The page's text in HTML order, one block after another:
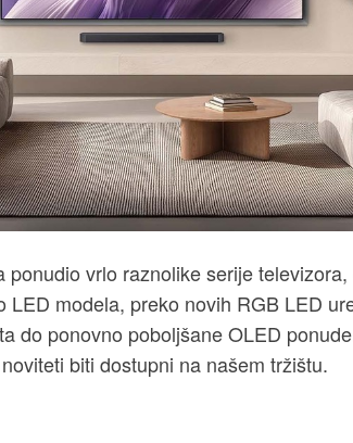
vrlo raznolike serije
LED modela, preko novih RGB LED
do ponovno poboljšane OLED
biti dostupni na našem tržištu.